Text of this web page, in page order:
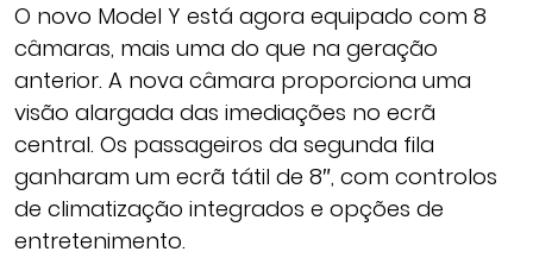
O novo Model Y está agora equipado com 8
câmaras, mais uma do que na geração
anterior. A nova câmara proporciona uma
visão alargada das imediações no ecrã
central. Os passageiros da segunda fila
ganharam um ecrã tátil de 8″, com controlos
de climatização integrados e opções de
entretenimento.